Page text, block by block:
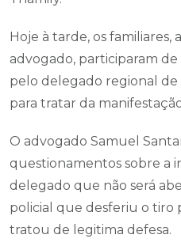
Hoje à tarde, os familiares,
advogado, participaram
pelo delegado regional de
para tratar da
O advogado Samuel
questionamentos sobre a
delegado que não será
policial que desferiu o
tratou de legitima defesa.